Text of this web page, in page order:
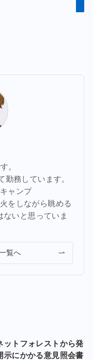
。
務しています。
ャンプ
をしながら眺める
いと思っていま
覧へ
ットフォレストから発
示にかかる意見照会書